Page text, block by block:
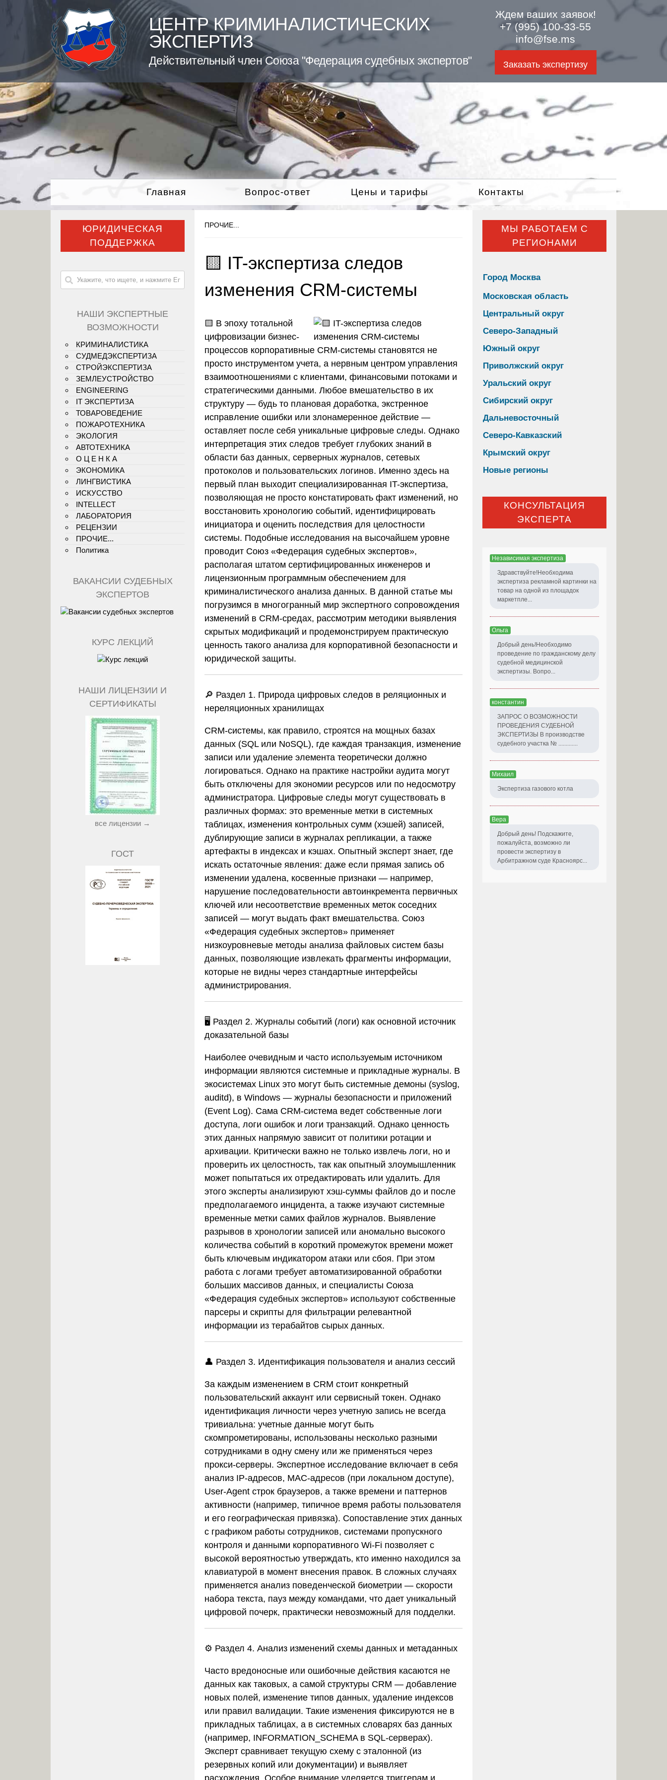
ЦЕНТР КРИМИНАЛИСТИЧЕСКИХ
ЭКСПЕРТИЗ
Действительный член Союза "Федерация судебных экспертов"
Ждем ваших заявок!
+7 (995) 100-33-55
info@fse.ms
Заказать экспертизу
Главная Вопрос-ответ Цены и тарифы Контакты
ПРОЧИЕ...
🟨 IT-экспертиза следов
изменения CRM-системы
🟨 В эпоху тотальной
цифровизации бизнес-
процессов корпоративные CRM-системы становятся не
просто инструментом учета, а нервным центром управления
взаимоотношениями с клиентами, финансовыми потоками и
стратегическими данными. Любое вмешательство в их
структуру — будь то плановая доработка, экстренное
исправление ошибки или злонамеренное действие —
оставляет после себя уникальные цифровые следы. Однако
интерпретация этих следов требует глубоких знаний в
области баз данных, серверных журналов, сетевых
протоколов и пользовательских логинов. Именно здесь на
первый план выходит специализированная IT-экспертиза,
позволяющая не просто констатировать факт изменений, но
восстановить хронологию событий, идентифицировать
инициатора и оценить последствия для целостности
системы. Подобные исследования на высочайшем уровне
проводит Союз «Федерация судебных экспертов»,
располагая штатом сертифицированных инженеров и
лицензионным программным обеспечением для
криминалистического анализа данных. В данной статье мы
погрузимся в многогранный мир экспертного сопровождения
изменений в CRM-средах, рассмотрим методики выявления
скрытых модификаций и продемонстрируем практическую
ценность такого анализа для корпоративной безопасности и
юридической защиты.
🔎 Раздел 1. Природа цифровых следов в реляционных и
нереляционных хранилищах
CRM-системы, как правило, строятся на мощных базах
данных (SQL или NoSQL), где каждая транзакция, изменение
записи или удаление элемента теоретически должно
логироваться. Однако на практике настройки аудита могут
быть отключены для экономии ресурсов или по недосмотру
администратора. Цифровые следы могут существовать в
различных формах: это временные метки в системных
таблицах, изменения контрольных сумм (хэшей) записей,
дублирующие записи в журналах репликации, а также
артефакты в индексах и кэшах. Опытный эксперт знает, где
искать остаточные явления: даже если прямая запись об
изменении удалена, косвенные признаки — например,
нарушение последовательности автоинкремента первичных
ключей или несоответствие временных меток соседних
записей — могут выдать факт вмешательства. Союз
«Федерация судебных экспертов» применяет
низкоуровневые методы анализа файловых систем базы
данных, позволяющие извлекать фрагменты информации,
которые не видны через стандартные интерфейсы
администрирования.
🖥️ Раздел 2. Журналы событий (логи) как основной источник
доказательной базы
Наиболее очевидным и часто используемым источником
информации являются системные и прикладные журналы. В
экосистемах Linux это могут быть системные демоны (syslog,
auditd), в Windows — журналы безопасности и приложений
(Event Log). Сама CRM-система ведет собственные логи
доступа, логи ошибок и логи транзакций. Однако ценность
этих данных напрямую зависит от политики ротации и
архивации. Критически важно не только извлечь логи, но и
проверить их целостность, так как опытный злоумышленник
может попытаться их отредактировать или удалить. Для
этого эксперты анализируют хэш-суммы файлов до и после
предполагаемого инцидента, а также изучают системные
временные метки самих файлов журналов. Выявление
разрывов в хронологии записей или аномально высокого
количества событий в короткий промежуток времени может
быть ключевым индикатором атаки или сбоя. При этом
работа с логами требует автоматизированной обработки
больших массивов данных, и специалисты Союза
«Федерация судебных экспертов» используют собственные
парсеры и скрипты для фильтрации релевантной
информации из терабайтов сырых данных.
👤 Раздел 3. Идентификация пользователя и анализ сессий
За каждым изменением в CRM стоит конкретный
пользовательский аккаунт или сервисный токен. Однако
идентификация личности через учетную запись не всегда
тривиальна: учетные данные могут быть
скомпрометированы, использованы несколько разными
сотрудниками в одну смену или же применяться через
прокси-серверы. Экспертное исследование включает в себя
анализ IP-адресов, MAC-адресов (при локальном доступе),
User-Agent строк браузеров, а также времени и паттернов
активности (например, типичное время работы пользователя
и его географическая привязка). Сопоставление этих данных
с графиком работы сотрудников, системами пропускного
контроля и данными корпоративного Wi-Fi позволяет с
высокой вероятностью утверждать, кто именно находился за
клавиатурой в момент внесения правок. В сложных случаях
применяется анализ поведенческой биометрии — скорости
набора текста, пауз между командами, что дает уникальный
цифровой почерк, практически невозможный для подделки.
⚙️ Раздел 4. Анализ изменений схемы данных и метаданных
Часто вредоносные или ошибочные действия касаются не
данных как таковых, а самой структуры CRM — добавление
новых полей, изменение типов данных, удаление индексов
или правил валидации. Такие изменения фиксируются не в
прикладных таблицах, а в системных словарях баз данных
(например, INFORMATION_SCHEMA в SQL-серверах).
Эксперт сравнивает текущую схему с эталонной (из
резервных копий или документации) и выявляет
ЮРИДИЧЕСКАЯ
ПОДДЕРЖКА
НАШИ ЭКСПЕРТНЫЕ
ВОЗМОЖНОСТИ
КРИМИНАЛИСТИКА
СУДМЕДЭКСПЕРТИЗА
СТРОЙЭКСПЕРТИЗА
ЗЕМЛЕУСТРОЙСТВО
ENGINEERING
IT ЭКСПЕРТИЗА
ТОВАРОВЕДЕНИЕ
ПОЖАРОТЕХНИКА
ЭКОЛОГИЯ
АВТОТЕХНИКА
О Ц Е Н К А
ЭКОНОМИКА
ЛИНГВИСТИКА
ИСКУССТВО
INTELLECT
ЛАБОРАТОРИЯ
РЕЦЕНЗИИ
ПРОЧИЕ...
Политика
ВАКАНСИИ СУДЕБНЫХ
ЭКСПЕРТОВ
КУРС ЛЕКЦИЙ
НАШИ ЛИЦЕНЗИИ И
СЕРТИФИКАТЫ
все лицензии →
ГОСТ
МЫ РАБОТАЕМ С
РЕГИОНАМИ
Город Москва
Московская область
Центральный округ
Северо-Западный
Южный округ
Приволжский округ
Уральский округ
Сибирский округ
Дальневосточный
Северо-Кавказский
Крымский округ
Новые регионы
КОНСУЛЬТАЦИЯ
ЭКСПЕРТА
Независимая экспертиза
Здравствуйте!Необходима
экспертиза рекламной картинки на
товар на одной из площадок
маркетпле...
Ольга
Добрый день!Необходимо
проведение по гражданскому делу
судебной медицинской
экспертизы. Вопро...
константин
ЗАПРОС О ВОЗМОЖНОСТИ
ПРОВЕДЕНИЯ СУДЕБНОЙ
ЭКСПЕРТИЗЫ В производстве
судебного участка № .............
Михаил
Экспертиза газового котла
Вера
Добрый день! Подскажите,
пожалуйста, возможно ли
провести экспертизу в
Арбитражном суде Красноярс...